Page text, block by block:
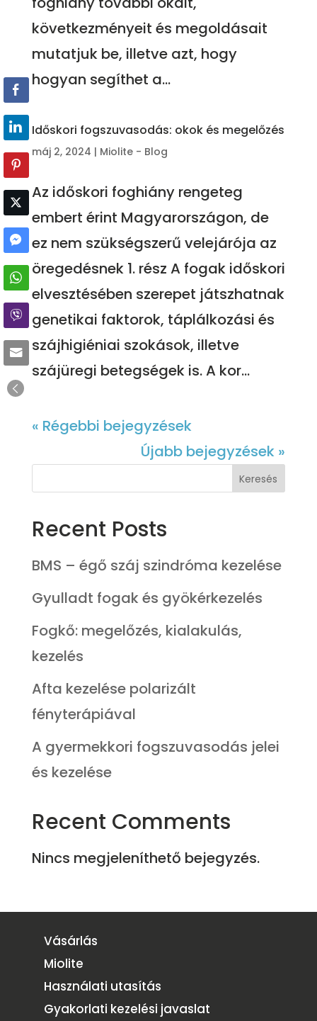
következményeit és megoldásait
mutatjuk be, illetve azt, hogy
hogyan segíthet a...
Időskori fogszuvasodás: okok és megelőzés
máj 2, 2024 | Miolite - Blog
Az időskori foghiány rengeteg
embert érint Magyarországon, de
ez nem szükségszerű velejárója az
öregedésnek 1. rész A fogak időskori
elvesztésében szerepet játszhatnak
genetikai faktorok, táplálkozási és
szájhigiéniai szokások, illetve
szájüregi betegségek is. A kor...
« Régebbi bejegyzések
Újabb bejegyzések »
Keresés
Recent Posts
BMS – égő száj szindróma kezelése
Gyulladt fogak és gyökérkezelés
Fogkő: megelőzés, kialakulás,
kezelés
Afta kezelése polarizált
fényterápiával
A gyermekkori fogszuvasodás jelei
és kezelése
Recent Comments
Nincs megjeleníthető bejegyzés.
Vásárlás
Miolite
Használati utasítás
Gyakorlati kezelési javaslat